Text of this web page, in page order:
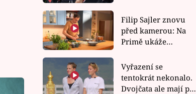
Filip Sajler znovu
před kamerou: Na
Primě ukáže
rychlé recepty
Vyřazení se
tentokrát nekonalo.
Dvojčata ale mají po